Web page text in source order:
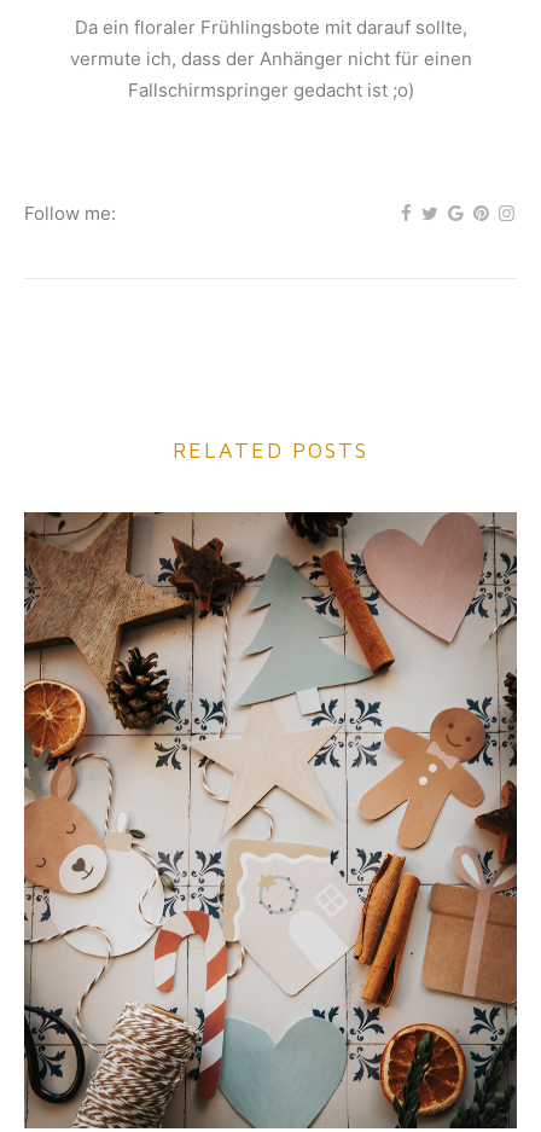
Da ein floraler Frühlingsbote mit darauf sollte,
vermute ich, dass der Anhänger nicht für einen
Fallschirmspringer gedacht ist ;o)
Follow me:
RELATED POSTS